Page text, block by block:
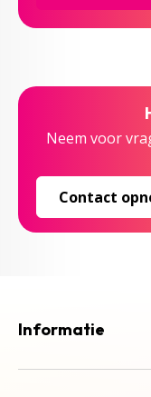
Neem voor
Contact
Informatie